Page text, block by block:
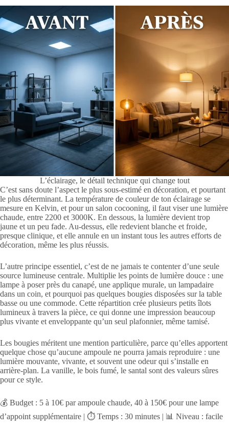
L’éclairage, le détail technique qui change tout
C’est sans doute l’aspect le plus sous-estimé en décoration, et pourtant
le plus déterminant. La température de couleur de ton éclairage se
mesure en Kelvin, et pour un salon cocooning, il faut viser une lumière
chaude, entre 2200 et 3000K. En dessous, la lumière devient trop
jaune et un peu fade. Au-dessus, elle redevient blanche et froide,
presque clinique, et elle annule en un instant tous les autres efforts de
décoration, même les plus réussis.
L’autre principe essentiel, c’est de ne jamais te contenter d’une seule
source lumineuse centrale. Multiplie les points de lumière douce : une
lampe à poser près du canapé, une applique murale, un lampadaire
dans un coin, et pourquoi pas quelques bougies disposées sur la table
basse ou une commode. Cette répartition crée plusieurs petits îlots
lumineux à travers la pièce, ce qui donne une impression beaucoup
plus vivante et enveloppante qu’un seul plafonnier, même tamisé.
Les bougies méritent une mention particulière, parce qu’elles apportent
quelque chose qu’aucune ampoule ne pourra jamais reproduire : une
lumière mouvante, vivante, et souvent une odeur qui s’installe en
arrière-plan. La vanille, le bois fumé, le santal sont des valeurs sûres
pour ce style.
💰 Budget : 5 à 10€ par ampoule chaude, 40 à 150€ pour une lampe
d’appoint supplémentaire | ⏱️ Temps : 30 minutes | 📊 Niveau : facile